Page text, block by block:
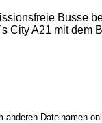
Busse
City A21 mit
anderen Dateinamen